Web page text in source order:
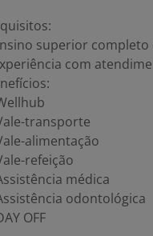
superior
com
transporte
alimentação
refeição
médica
odontológica
OFF